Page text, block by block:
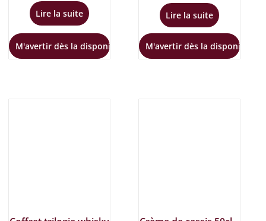
Lire la suite
M'avertir dès la disponibilité
Lire la suite
M'avertir dès la disponibilité